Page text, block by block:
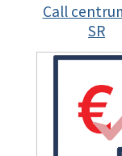
Call
SR